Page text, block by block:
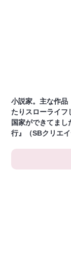
小説家。主な作品
たりスローライフ
国家ができてま
行』（SBクリエイ